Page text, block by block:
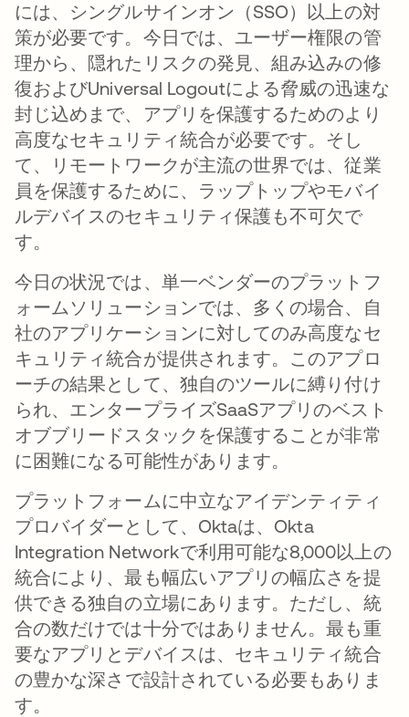
には、シングルサインオン（SSO）以上の対
策が必要です。今日では、ユーザー権限の管
理から、隠れたリスクの発見、組み込みの修
復およびUniversal Logoutによる脅威の迅速な
封じ込めまで、アプリを保護するためのより
高度なセキュリティ統合が必要です。そし
て、リモートワークが主流の世界では、従業
員を保護するために、ラップトップやモバイ
ルデバイスのセキュリティ保護も不可欠で
す。
今日の状況では、単一ベンダーのプラットフ
ォームソリューションでは、多くの場合、自
社のアプリケーションに対してのみ高度なセ
キュリティ統合が提供されます。このアプロ
ーチの結果として、 独自のツールに縛り付け
られ、エンタープライズSaaSアプリのベスト
オブブリードスタックを保護することが非常
に困難になる可能性があります。
プラットフォームに中立なアイデンティティ
プロバイダーとして、Oktaは、Okta
Integration Networkで利用可能な8,000以上の
統合により、最も幅広いアプリの幅広さ を提
供できる独自の立場にあります。ただし、統
合の数だけでは十分ではありません。最も重
要なアプリとデバイスは、セキュリティ統合
の豊かな深さ で設計されている必要もありま
す。